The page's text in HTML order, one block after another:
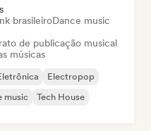
brasileiroDance music
de publicação musical
músicas
Electropop
music Tech House